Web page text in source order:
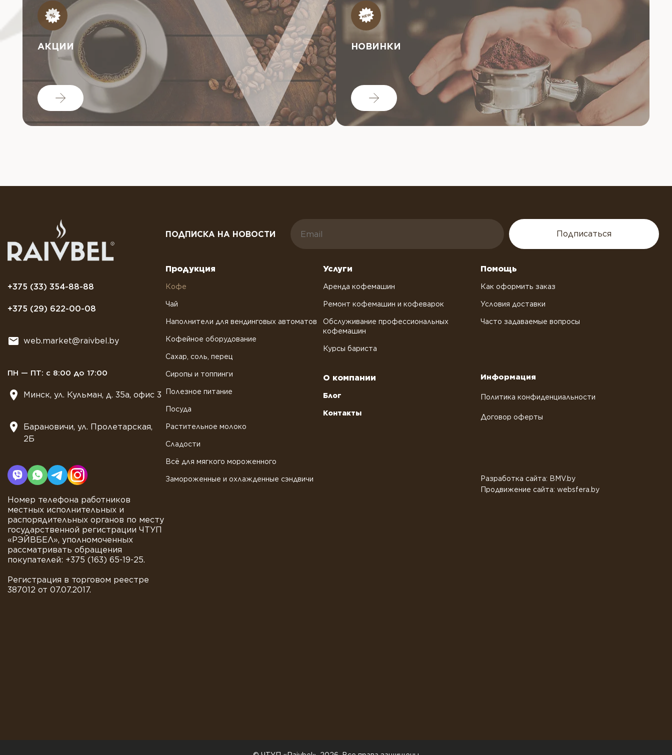
АКЦИИ НОВИНКИ
+375 (33) 354-88-88
+375 (29) 622-00-08
web.market@raivbel.by
ПН — ПТ: с 8:00 до 17:00
Минск, ул. Кульман, д. 35а, офис 3
Барановичи, ул. Пролетарская,
2Б
Номер телефона работников
местных исполнительных и
распорядительных органов по месту
государственной регистрации ЧТУП
«РЭЙВБЕЛ», уполномоченных
рассматривать обращения
покупателей: +375 (163) 65-19-25.
Регистрация в торговом реестре
387012 от 07.07.2017.
ПОДПИСКА НА НОВОСТИ Подписаться
Продукция
Кофе
Чай
Наполнители для вендинговых автоматов
Кофейное оборудование
Сахар, соль, перец
Сиропы и топпинги
Полезное питание
Посуда
Растительное молоко
Сладости
Всё для мягкого мороженного
Замороженные и охлажденные сэндвичи
Услуги
Аренда кофемашин
Ремонт кофемашин и кофеварок
Обслуживание профессиональных
кофемашин
Курсы бариста
О компании
Блог
Контакты
Помощь
Как оформить заказ
Условия доставки
Часто задаваемые вопросы
Информация
Политика конфиденциальности
Договор оферты
Разработка сайта: BMV.by
Продвижение сайта: websfera.by